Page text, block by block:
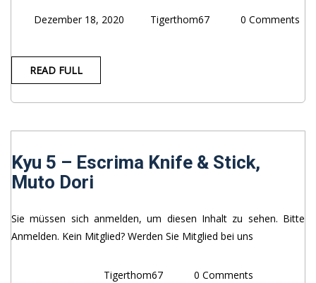
Dezember 18, 2020 Tigerthom67 0 Comments
READ FULL
Kyu 5 – Escrima Knife & Stick,
Muto Dori
Sie müssen sich anmelden, um diesen Inhalt zu sehen. Bitte
Anmelden. Kein Mitglied? Werden Sie Mitglied bei uns
Tigerthom67 0 Comments